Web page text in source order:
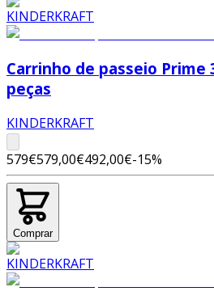
Carrinho de passeio Prime
peças
KINDERKRAFT
579€579,00€492,00€-15%
Comprar